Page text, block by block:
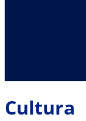
Cultura